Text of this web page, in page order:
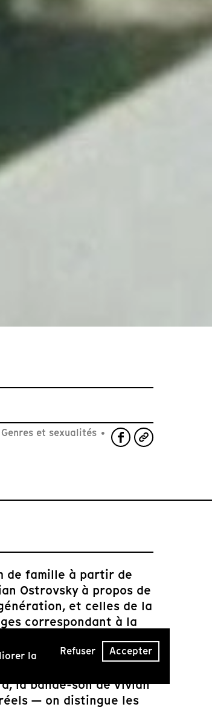
Genres et sexualités •
de famille à partir de
Ostrovsky à propos de
et celles de la
correspondant à la
de Mai 68, et
dans les groupes
défilement d’images
la bande-son de Vivian
— on distingue les
la
Refuser Accepter